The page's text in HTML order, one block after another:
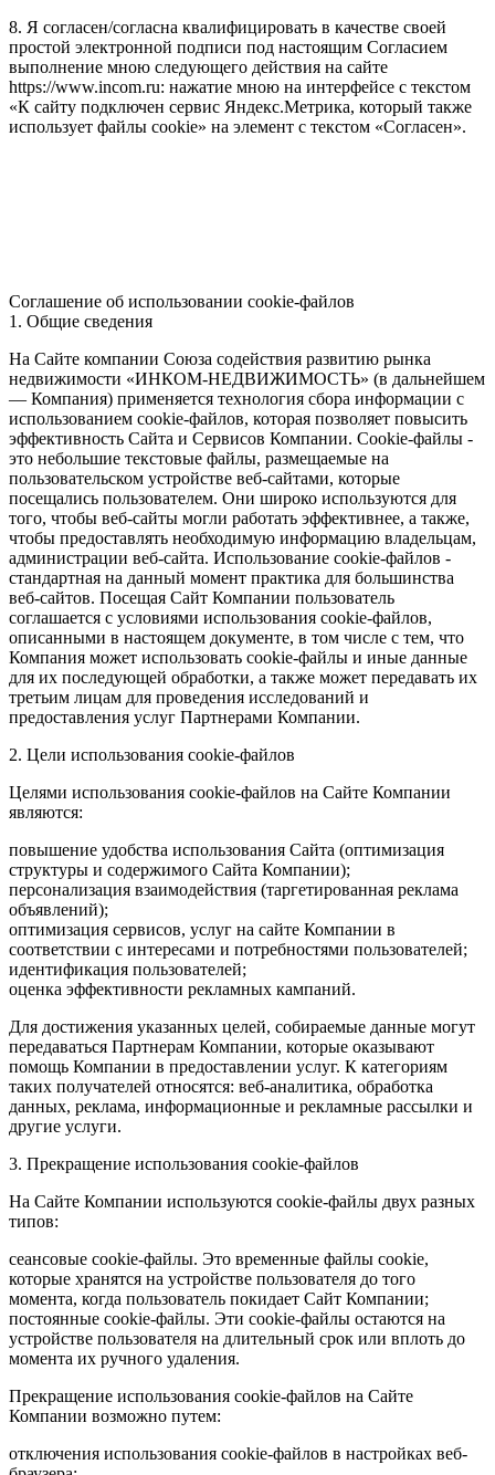
8. Я согласен/согласна квалифицировать в качестве своей
простой электронной подписи под настоящим Согласием
выполнение мною следующего действия на сайте
https://www.incom.ru: нажатие мною на интерфейсе с текстом
«К сайту подключен сервис Яндекс.Метрика, который также
использует файлы cookie» на элемент с текстом «Согласен».
Соглашение об использовании cookie-файлов
1. Общие сведения
На Сайте компании Союза содействия развитию рынка
недвижимости «ИНКОМ-НЕДВИЖИМОСТЬ» (в дальнейшем
— Компания) применяется технология сбора информации с
использованием cookie-файлов, которая позволяет повысить
эффективность Сайта и Сервисов Компании. Сookie-файлы -
это небольшие текстовые файлы, размещаемые на
пользовательском устройстве веб-сайтами, которые
посещались пользователем. Они широко используются для
того, чтобы веб-сайты могли работать эффективнее, а также,
чтобы предоставлять необходимую информацию владельцам,
администрации веб-сайта. Использование cookie-файлов -
стандартная на данный момент практика для большинства
веб-сайтов. Посещая Сайт Компании пользователь
соглашается с условиями использования cookie-файлов,
описанными в настоящем документе, в том числе с тем, что
Компания может использовать cookie-файлы и иные данные
для их последующей обработки, а также может передавать их
третьим лицам для проведения исследований и
предоставления услуг Партнерами Компании.
2. Цели использования cookie-файлов
Целями использования cookie-файлов на Сайте Компании
являются:
повышение удобства использования Сайта (оптимизация
структуры и содержимого Сайта Компании);
персонализация взаимодействия (таргетированная реклама
объявлений);
оптимизация сервисов, услуг на сайте Компании в
соответствии с интересами и потребностями пользователей;
идентификация пользователей;
оценка эффективности рекламных кампаний.
Для достижения указанных целей, собираемые данные могут
передаваться Партнерам Компании, которые оказывают
помощь Компании в предоставлении услуг. К категориям
таких получателей относятся: веб-аналитика, обработка
данных, реклама, информационные и рекламные рассылки и
другие услуги.
3. Прекращение использования cookie-файлов
На Сайте Компании используются cookie-файлы двух разных
типов:
сеансовые cookie-файлы. Это временные файлы cookie,
которые хранятся на устройстве пользователя до того
момента, когда пользователь покидает Сайт Компании;
постоянные cookie-файлы. Эти cookie-файлы остаются на
устройстве пользователя на длительный срок или вплоть до
момента их ручного удаления.
Прекращение использования cookie-файлов на Сайте
Компании возможно путем:
отключения использования cookie-файлов в настройках веб-